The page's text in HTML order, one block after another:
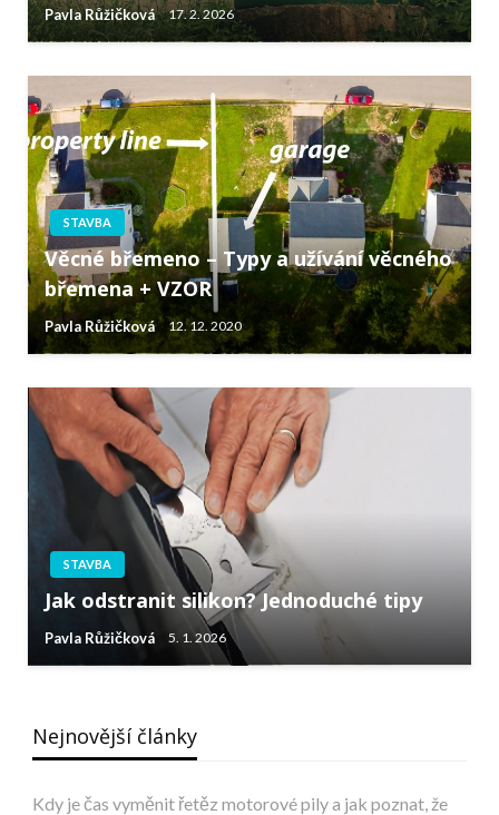
Pavla Růžičková 17. 2. 2026
STAVBA
Věcné břemeno – Typy a užívání věcného
břemena + VZOR
Pavla Růžičková 12. 12. 2020
STAVBA
Jak odstranit silikon? Jednoduché tipy
Pavla Růžičková 5. 1. 2026
Nejnovější články
Kdy je čas vyměnit řetěz motorové pily a jak poznat, že